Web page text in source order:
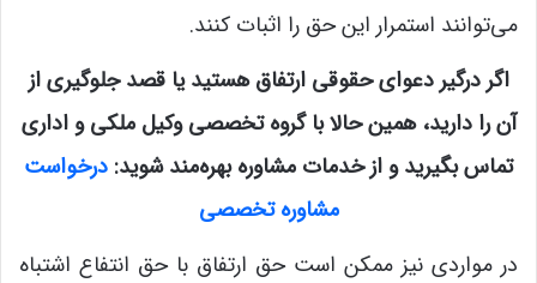
می‌توانند استمرار این حق را اثبات کنند.
اگر درگیر دعوای حقوقی ارتفاق هستید یا قصد جلوگیری از
آن را دارید، همین حالا با گروه تخصصی وکیل ملکی و اداری
تماس بگیرید و از خدمات مشاوره بهره‌مند شوید: درخواست
مشاوره تخصصی
در مواردی نیز ممکن است حق ارتفاق با حق انتفاع اشتباه